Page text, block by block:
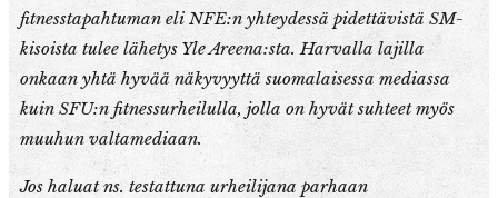
fitnesstapahtuman eli NFE:n yhteydessä pidettävistä SM-
kisoista tulee lähetys Yle Areena:sta. Harvalla lajilla
onkaan yhtä hyvää näkyvyyttä suomalaisessa mediassa
kuin SFU:n fitnessurheilulla, jolla on hyvät suhteet myös
muuhun valtamediaan.
Jos haluat ns. testattuna urheilijana parhaan